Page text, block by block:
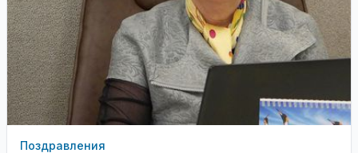
Поздравления